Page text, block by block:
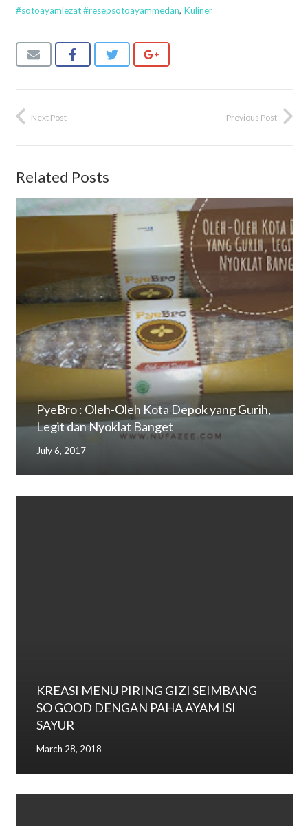
#sotoayamlezat #resepsotoayammedan, Kuliner
Previous Post
Next Post
Related Posts
PyeBro : Oleh-Oleh Kota Depok yang Gurih,
Legit dan Nyoklat Banget
July 6, 2017
KREASI MENU PIRING GIZI SEIMBANG
SO GOOD DENGAN PAHA AYAM ISI
SAYUR
March 28, 2018